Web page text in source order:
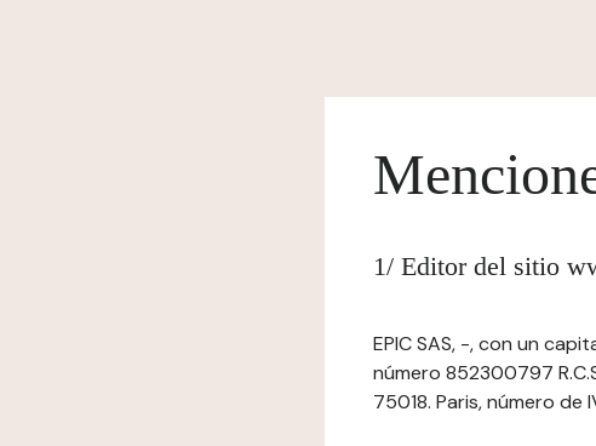
1/ Editor del sitio
EPIC SAS, -, con un
número 852300797
75018. Paris, número de